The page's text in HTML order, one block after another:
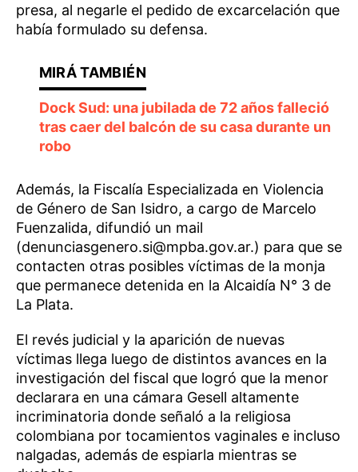
presa, al negarle el pedido de excarcelación que
había formulado su defensa.
Dock Sud: una jubilada de 72 años falleció
tras caer del balcón de su casa durante un
robo
Además, la Fiscalía Especializada en Violencia
de Género de San Isidro, a cargo de Marcelo
Fuenzalida, difundió un mail
(denunciasgenero.si@mpba.gov.ar.) para que se
contacten otras posibles víctimas de la monja
que permanece detenida en la Alcaidía N° 3 de
La Plata.
El revés judicial y la aparición de nuevas
víctimas llega luego de distintos avances en la
investigación del fiscal que logró que la menor
declarara en una cámara Gesell altamente
incriminatoria donde señaló a la religiosa
colombiana por tocamientos vaginales e incluso
nalgadas, además de espiarla mientras se